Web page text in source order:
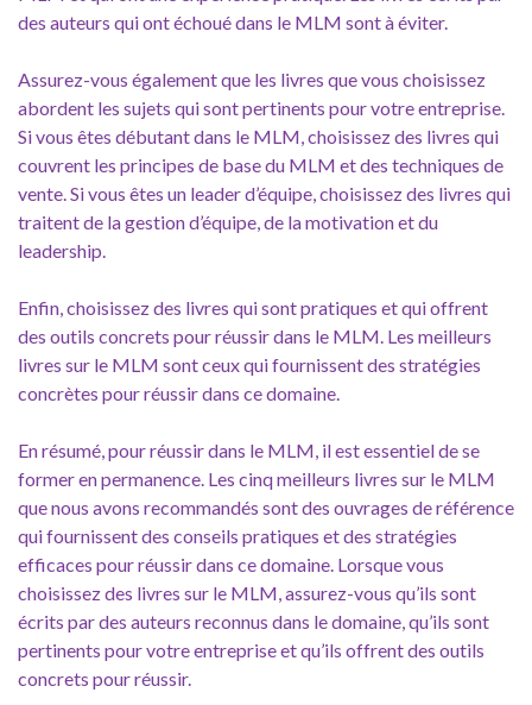
des auteurs qui ont échoué dans le MLM sont à éviter.
Assurez-vous également que les livres que vous choisissez
abordent les sujets qui sont pertinents pour votre entreprise.
Si vous êtes débutant dans le MLM, choisissez des livres qui
couvrent les principes de base du MLM et des techniques de
vente. Si vous êtes un leader d’équipe, choisissez des livres qui
traitent de la gestion d’équipe, de la motivation et du
leadership.
Enfin, choisissez des livres qui sont pratiques et qui offrent
des outils concrets pour réussir dans le MLM. Les meilleurs
livres sur le MLM sont ceux qui fournissent des stratégies
concrètes pour réussir dans ce domaine.
En résumé, pour réussir dans le MLM, il est essentiel de se
former en permanence. Les cinq meilleurs livres sur le MLM
que nous avons recommandés sont des ouvrages de référence
qui fournissent des conseils pratiques et des stratégies
efficaces pour réussir dans ce domaine. Lorsque vous
choisissez des livres sur le MLM, assurez-vous qu’ils sont
écrits par des auteurs reconnus dans le domaine, qu’ils sont
pertinents pour votre entreprise et qu’ils offrent des outils
concrets pour réussir.